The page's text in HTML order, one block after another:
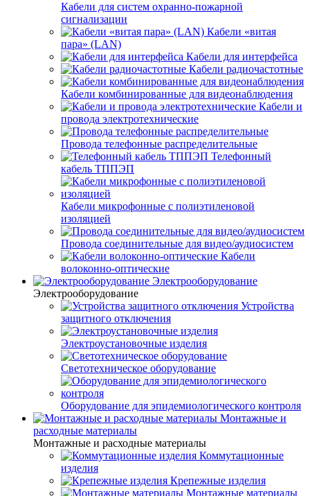
Кабели для систем охранно-пожарной
сигнализации
Кабели «витая
пара» (LAN)
Кабели для интерфейса
Кабели радиочастотные
Кабели комбинированные для видеонаблюдения
Кабели и
провода электротехнические
Провода телефонные распределительные
Телефонный
кабель ТППЭП
Кабели микрофонные с полиэтиленовой
изоляцией
Провода соединительные для видео/аудиосистем
Кабели
волоконно-оптические
Электрооборудование
Электрооборудование
Устройства
защитного отключения
Электроустановочные изделия
Светотехническое оборудование
Оборудование для эпидемиологического контроля
Монтажные и
расходные материалы
Монтажные и расходные материалы
Коммутационные
изделия
Крепежные изделия
Монтажные материалы